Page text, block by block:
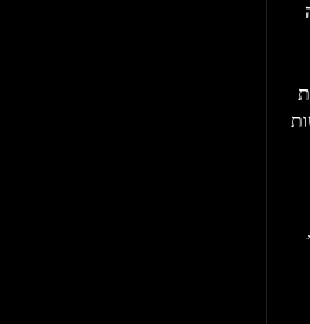
כשהעולם ההיפנוטי והאפל של Future Terror פוגש את הקהל הצבעוני של Dekmantel,